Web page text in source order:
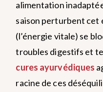
alimentation
saison perturbent cet
(l’énergie vitale) se
troubles digestifs et
cures ayurvédiques
racine de ces